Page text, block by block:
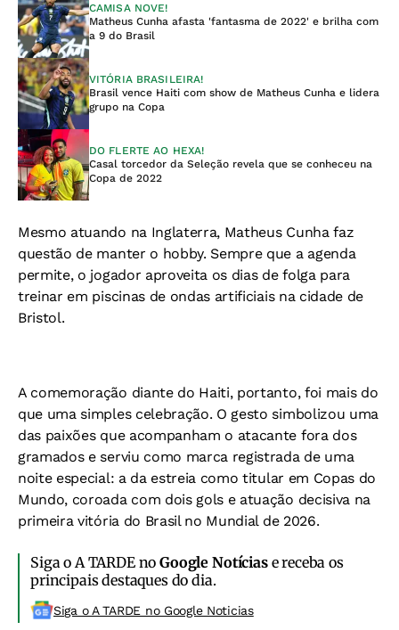
CAMISA NOVE!
Matheus Cunha afasta 'fantasma de 2022' e brilha com
a 9 do Brasil
VITÓRIA BRASILEIRA!
Brasil vence Haiti com show de Matheus Cunha e lidera
grupo na Copa
DO FLERTE AO HEXA!
Casal torcedor da Seleção revela que se conheceu na
Copa de 2022
Mesmo atuando na Inglaterra, Matheus Cunha faz
questão de manter o hobby. Sempre que a agenda
permite, o jogador aproveita os dias de folga para
treinar em piscinas de ondas artificiais na cidade de
Bristol.
A comemoração diante do Haiti, portanto, foi mais do
que uma simples celebração. O gesto simbolizou uma
das paixões que acompanham o atacante fora dos
gramados e serviu como marca registrada de uma
noite especial: a da estreia como titular em Copas do
Mundo, coroada com dois gols e atuação decisiva na
primeira vitória do Brasil no Mundial de 2026.
Siga o A TARDE noGoogle Notíciase receba os
principais destaques do dia.
Siga o A TARDE no Google Noticias